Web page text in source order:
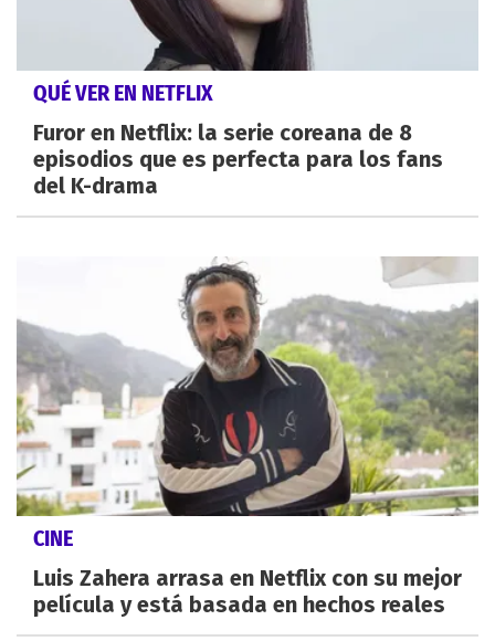
QUÉ VER EN NETFLIX
Furor en Netflix: la serie coreana de 8
episodios que es perfecta para los fans
del K-drama
CINE
Luis Zahera arrasa en Netflix con su mejor
película y está basada en hechos reales